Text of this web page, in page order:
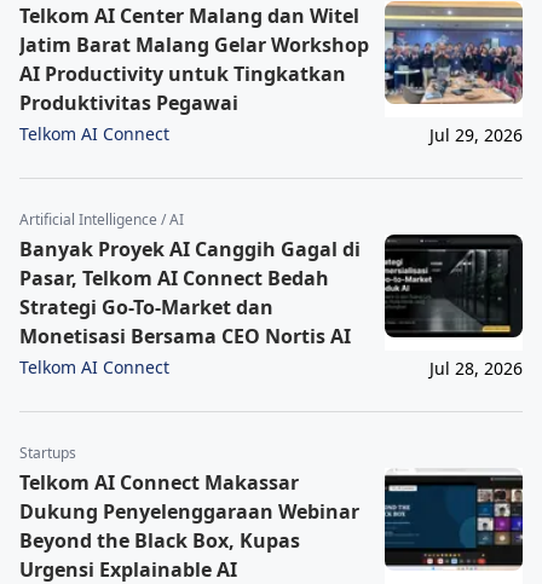
Telkom AI Center Malang dan Witel
Jatim Barat Malang Gelar Workshop
AI Productivity untuk Tingkatkan
Produktivitas Pegawai
Telkom AI Connect Jul 29, 2026
Artificial Intelligence / AI
Banyak Proyek AI Canggih Gagal di
Pasar, Telkom AI Connect Bedah
Strategi Go-To-Market dan
Monetisasi Bersama CEO Nortis AI
Telkom AI Connect Jul 28, 2026
Startups
Telkom AI Connect Makassar
Dukung Penyelenggaraan Webinar
Beyond the Black Box, Kupas
Urgensi Explainable AI